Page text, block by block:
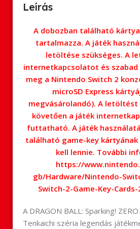
Leírás
A dobozban található
tartalmazza. A játék
letöltése szükséges. A
internetkapcsolatot és
meg a Nintendo Switch 2
microSD Express
megvásárolandó). A
követően a játék
futtatható. A játék
található game-key kártyának
kell lennie. További
https://
gb/Hardware/Nintendo-
Switch-2-Game-Key-
A DRAGON BALL: Sparking!
Tenkaichi széria legendás